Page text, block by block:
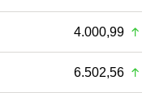
4.000,99
6.502,56